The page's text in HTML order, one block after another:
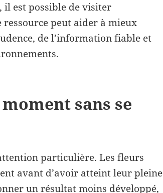
est possible de visiter
ressource peut aider à mieux
de l’information fiable et
sans se
particulière. Les fleurs
avant d’avoir atteint leur pleine
un résultat moins développé,